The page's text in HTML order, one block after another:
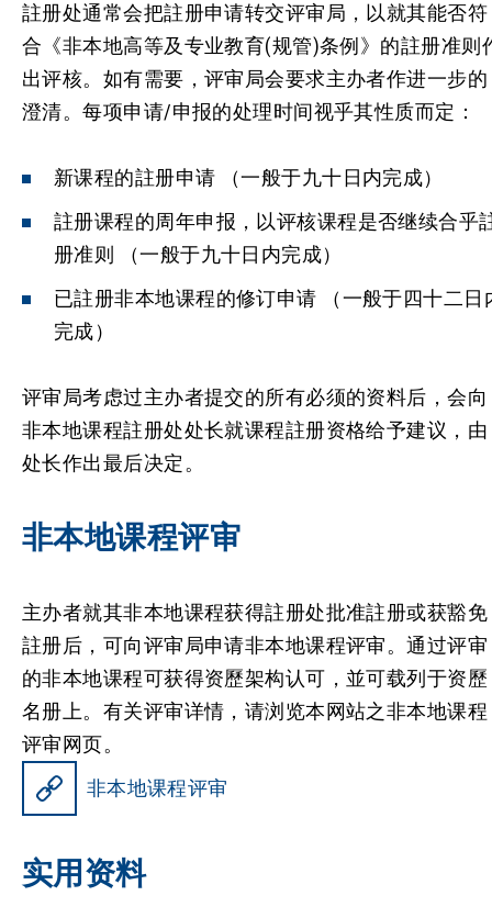
註册处通常会把註册申请转交评审局，以就其能否符
合《非本地高等及专业教育(规管)条例》的註册准则
出评核。如有需要，评审局会要求主办者作进一步的
澄清。每项申请/申报的处理时间视乎其性质而定：
新课程的註册申请 （一般于九十日内完成）
註册课程的周年申报，以评核课程是否继续合乎
册准则 （一般于九十日内完成）
已註册非本地课程的修订申请 （一般于四十二日
完成）
评审局考虑过主办者提交的所有必须的资料后，会向
非本地课程註册处处长就课程註册资格给予建议，由
处长作出最后决定。
非本地课程评审
主办者就其非本地课程获得註册处批准註册或获豁免
註册后，可向评审局申请非本地课程评审。通过评审
的非本地课程可获得资歷架构认可，並可载列于资歷
名册上。有关评审详情，请浏览本网站之非本地课程
评审网页。
非本地课程评审
实用资料